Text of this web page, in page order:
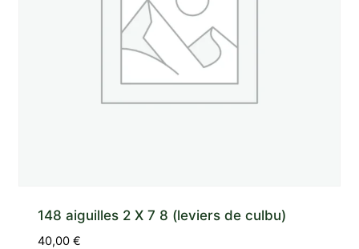
148 aiguilles 2 X 7 8 (leviers de culbu)
40,00€